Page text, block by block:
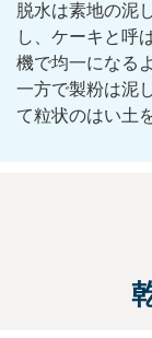
脱水は素地の泥
し、ケーキと呼
機で均一になる
一方で製粉は泥
て粒状のはい土